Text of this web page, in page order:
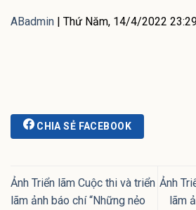
ABadmin | Thứ Năm, 14/4/2022
CHIA SẺ FACEBOOK
Ảnh Triển lãm Cuộc thi và triển
lãm ảnh báo chí “Những nẻo
Ảnh
lãm